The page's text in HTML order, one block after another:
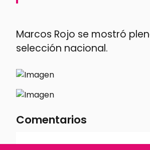
Marcos Rojo se mostró
selección nacional.
Comentarios